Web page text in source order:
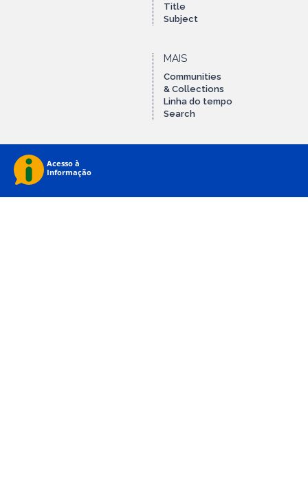
Title
Subject
MAIS
Communities
& Collections
Linha do tempo
Search